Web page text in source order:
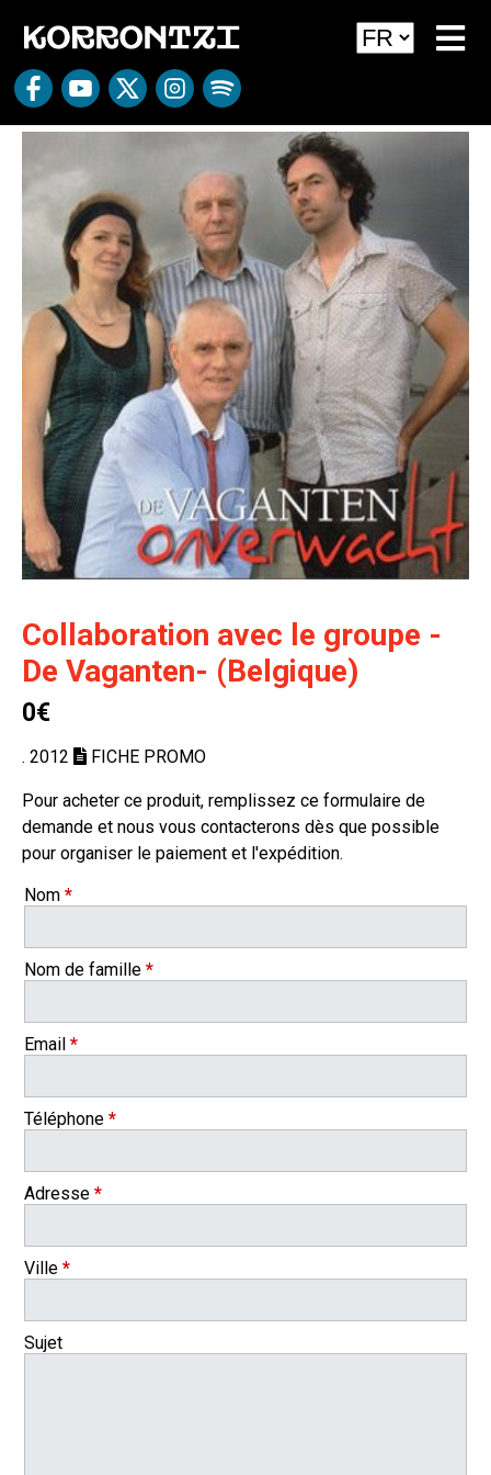
Collaboration avec le groupe -
De Vaganten- (Belgique)
0€
. 2012 FICHE PROMO
Pour acheter ce produit, remplissez ce formulaire de
demande et nous vous contacterons dès que possible
pour organiser le paiement et l'expédition.
Nom *
Nom de famille *
Email *
Téléphone *
Adresse *
Ville *
Sujet